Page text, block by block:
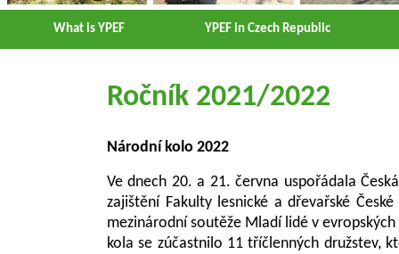
What is YPEF YPEF in Czech Republic
Ročník 2021/2022
Národní kolo 2022
Ve dnech 20. a 21. června uspořádala
zajištění Fakulty lesnické a dřevařské
mezinárodní soutěže Mladí lidé v
kola se zúčastnilo 11 tříčlenných družstev,